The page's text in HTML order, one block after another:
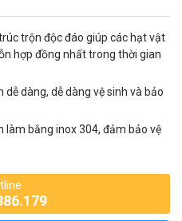
trộn độc đáo giúp các hạt vật
hợp đồng nhất trong thời gian
dễ dàng, dễ dàng vệ sinh và bảo
làm bằng inox 304, đảm bảo vệ